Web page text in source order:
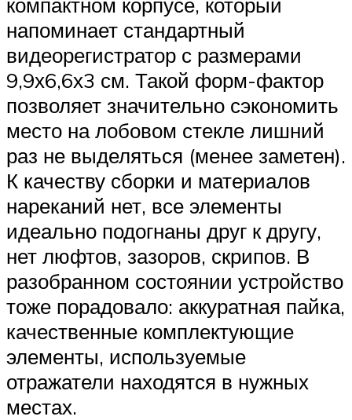
напоминает стандартный
видеорегистратор с размерами
9,9х6,6х3 см. Такой форм-фактор
позволяет значительно сэкономить
место на лобовом стекле лишний
раз не выделяться (менее заметен).
К качеству сборки и материалов
нареканий нет, все элементы
идеально подогнаны друг к другу,
нет люфтов, зазоров, скрипов. В
разобранном состоянии устройство
тоже порадовало: аккуратная пайка,
качественные комплектующие
элементы, используемые
отражатели находятся в нужных
местах.